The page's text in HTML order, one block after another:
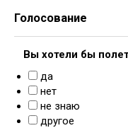
Голосование
Вы хотели бы
да
нет
не знаю
другое